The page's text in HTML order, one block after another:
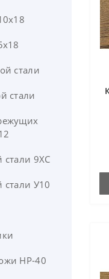
стали
стали
стали 9ХС
У10
НР-40